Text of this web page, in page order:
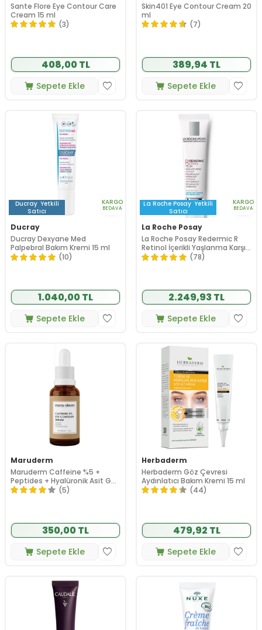
Sante Flore Eye Contour Care
Cream 15 ml
(3)
408,00 TL
Sepete Ekle
Skin401 Eye Contour Cream 20
ml
(7)
389,94 TL
Sepete Ekle
Ducray Yetkili
Satıcı
KARGO
BEDAVA
Ducray
Ducray Dexyane Med
Palpebral Bakım Kremi 15 ml
(10)
1.040,00 TL
Sepete Ekle
La Roche Posay Yetkili
Satıcı
KARGO
BEDAVA
La Roche Posay
La Roche Posay Redermic R
Retinol İçerikli Yaşlanma Karşıtı
Göz Çevresi Bakım Kremi 15 ml
(78)
2.249,93 TL
Sepete Ekle
Maruderm
Maruderm Caffeine %5 +
Peptides + Hyalüronik Asit Göz
Çevresi Serumu 30 ml
(5)
350,00 TL
Sepete Ekle
Herbaderm
Herbaderm Göz Çevresi
Aydınlatıcı Bakım Kremi 15 ml
(44)
479,92 TL
Sepete Ekle